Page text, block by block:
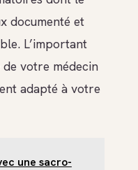
documenté et
L’important
de votre médecin
adapté à votre
une sacro-